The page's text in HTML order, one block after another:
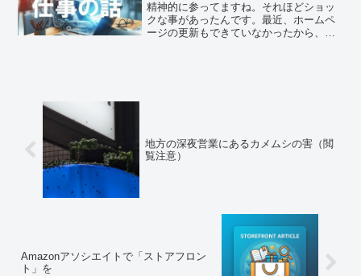
精神的に参ってますね。それほどショッ
クな事があったんです。最近、ホームペ
ージの更新もできていなかったから、ホ
地方の深夜営業にあるカメムシの害（閲
覧注意）
Amazonアソシエイトで「ストアフロン
ト」を